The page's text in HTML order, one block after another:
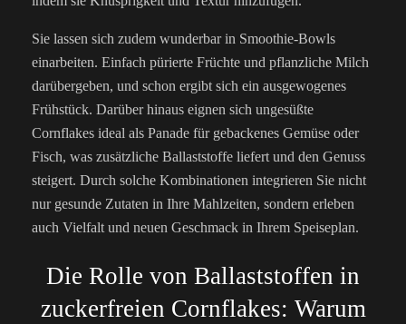
Sie lassen sich zudem wunderbar in Smoothie-Bowls
einarbeiten. Einfach pürierte Früchte und pflanzliche Milch
darübergeben, und schon ergibt sich ein ausgewogenes
Frühstück. Darüber hinaus eignen sich ungesüßte
Cornflakes ideal als Panade für gebackenes Gemüse oder
Fisch, was zusätzliche Ballaststoffe liefert und den Genuss
steigert. Durch solche Kombinationen integrieren Sie nicht
nur gesunde Zutaten in Ihre Mahlzeiten, sondern erleben
auch Vielfalt und neuen Geschmack in Ihrem Speiseplan.
Die Rolle von Ballaststoffen in
zuckerfreien Cornflakes: Warum